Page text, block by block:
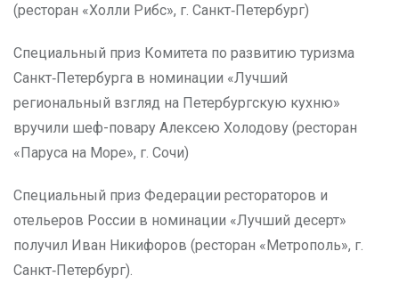
(ресторан «Холли Рибс», г. Санкт‑Петербург)
Специальный приз Комитета по развитию туризма
Санкт‑Петербурга в номинации «Лучший
региональный взгляд на Петербургскую кухню»
вручили шеф-повару Алексею Холодову (ресторан
«Паруса на Море», г. Сочи)
Специальный приз Федерации рестораторов и
отельеров России в номинации «Лучший десерт»
получил Иван Никифоров (ресторан «Метрополь», г.
Санкт‑Петербург).